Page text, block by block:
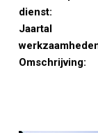
dienst:
Jaartal
Omschrijving: